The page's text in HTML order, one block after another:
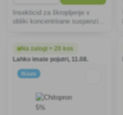
Insekticid za škropljenje v
obliki koncentrirane suspenzije
pred jedkimi škodljivci in
škodljivci sesalcev.
Na zalogi > 20 kos
Lahko imate pojutri, 11.08.
Novo